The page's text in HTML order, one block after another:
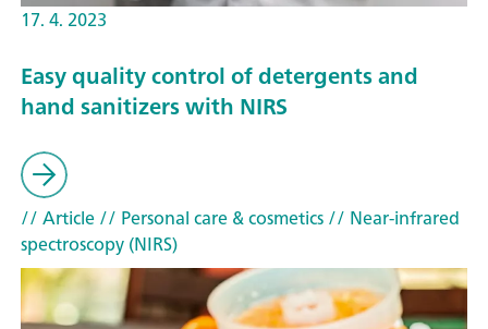
17. 4. 2023
Easy quality control of detergents and
hand sanitizers with NIRS
// Article// Personal care & cosmetics// Near-infrared
spectroscopy (NIRS)